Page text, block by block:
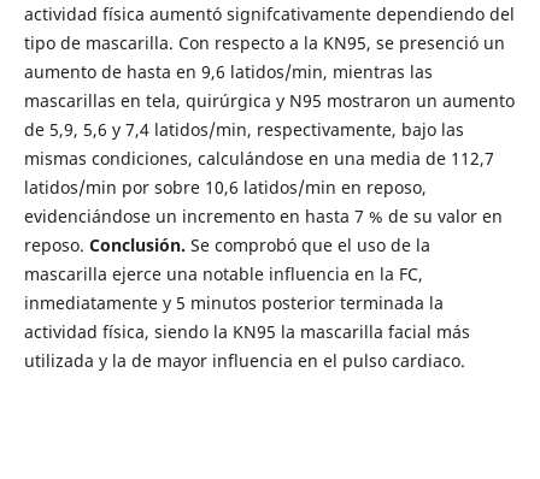
actividad física aumentó signifcativamente dependiendo del
tipo de mascarilla. Con respecto a la KN95, se presenció un
aumento de hasta en 9,6 latidos/min, mientras las
mascarillas en tela, quirúrgica y N95 mostraron un aumento
de 5,9, 5,6 y 7,4 latidos/min, respectivamente, bajo las
mismas condiciones, calculándose en una media de 112,7
latidos/min por sobre 10,6 latidos/min en reposo,
evidenciándose un incremento en hasta 7 % de su valor en
reposo. Conclusión. Se comprobó que el uso de la
mascarilla ejerce una notable influencia en la FC,
inmediatamente y 5 minutos posterior terminada la
actividad física, siendo la KN95 la mascarilla facial más
utilizada y la de mayor influencia en el pulso cardiaco.